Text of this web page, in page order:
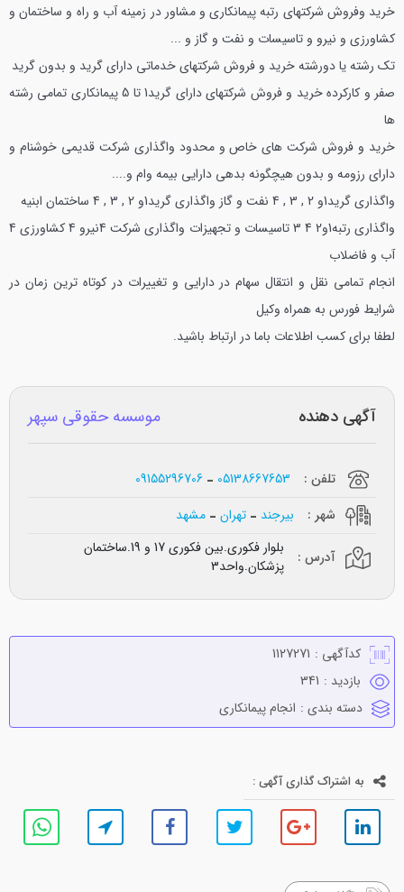
خرید وفروش شرکتهای رتبه پیمانکاری و مشاور در زمینه آب و راه و ساختمان و
کشاورزی و نیرو و تاسیسات و نفت و گاز و ...
تک رشته یا دورشتهخرید و فروش شرکتهای خدماتی دارای گرید و بدون گرید
صفر و کارکرده
خرید و فروش شرکتهای دارای گرید1 تا 5 پیمانکاری تمامی رشته
ها
خرید و فروش شرکت های خاص و محدود واگذاری شرکت قدیمی خوشنام و
دارای رزومه و بدون هیچگونه بدهی دارایی بیمه وام و....
واگذاری گرید1و 2 , 3 , 4 نفت و گاز
واگذاری گرید1و 2 , 3 , 4 ساختمان ابنیه
واگذاری رتبه1و2 4 3 تاسیسات و تجهیزات
واگذاری شرکت 4نیرو 4 کشاورزی 4
آب و فاضلاب
انجام تمامی نقل و انتقال سهام در دارایی و تغییرات در کوتاه ترین زمان در
شرایط فورس به همراه وکیل
لطفا برای کسب اطلاعات باما در ارتباط باشید.
آگهی دهنده موسسه حقوقی سپهر
تلفن : 05138667653
09155296706
شهر :
بیرجند تهران مشهد
آدرس :
بلوار فکوری.بین فکوری 17 و 19.ساختمان
پزشکان.واحد3
کدآگهی : 1127271
بازدید : 341
دسته بندی : انجام پيمانكاري
به اشتراک گذاری آگهی :